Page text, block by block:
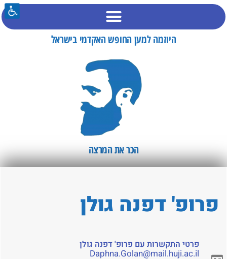
היוזמה למען החופש האקדמי בישראל
הכר את המרצה​
פרופ' דפנה גולן
פרטי התקשרות עם פרופ' דפנה גולן
Daphna.Golan@mail.huji.ac.il